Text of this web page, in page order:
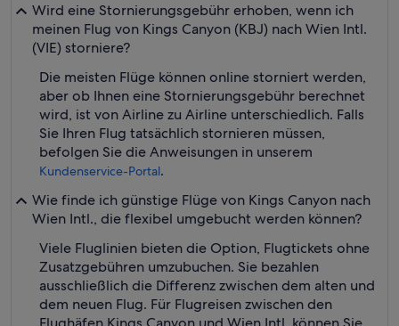
Wird eine Stornierungsgebühr erhoben, wenn ich
meinen Flug von Kings Canyon (KBJ) nach Wien Intl.
(VIE) storniere?
Die meisten Flüge können online storniert werden,
aber ob Ihnen eine Stornierungsgebühr berechnet
wird, ist von Airline zu Airline unterschiedlich. Falls
Sie Ihren Flug tatsächlich stornieren müssen,
befolgen Sie die Anweisungen in unserem
Kundenservice-Portal.
Wie finde ich günstige Flüge von Kings Canyon nach
Wien Intl., die flexibel umgebucht werden können?
Viele Fluglinien bieten die Option, Flugtickets ohne
Zusatzgebühren umzubuchen. Sie bezahlen
ausschließlich die Differenz zwischen dem alten und
dem neuen Flug. Für Flugreisen zwischen den